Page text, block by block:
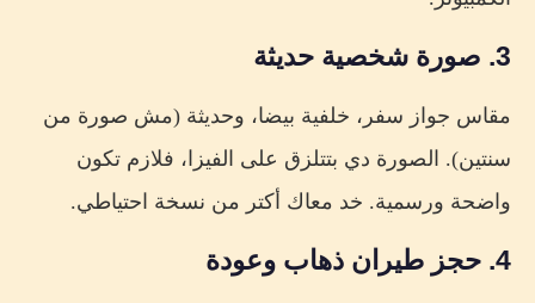
3. صورة شخصية حديثة
مقاس جواز سفر، خلفية بيضا، وحديثة (مش صورة من
سنتين). الصورة دي بتتلزق على الفيزا، فلازم تكون
واضحة ورسمية. خد معاك أكتر من نسخة احتياطي.
4. حجز طيران ذهاب وعودة